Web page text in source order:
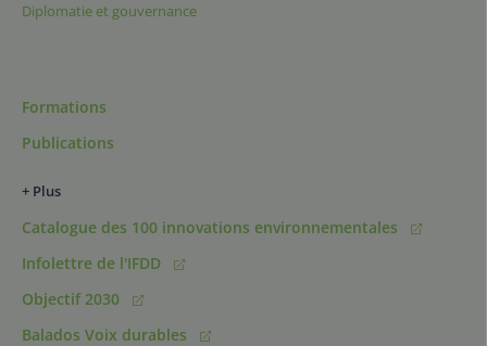
Diplomatie et gouvernance
Formations
Publications
+ Plus
Catalogue des 100 innovations environnementales
Infolettre de l'IFDD
Objectif 2030
Balados Voix durables